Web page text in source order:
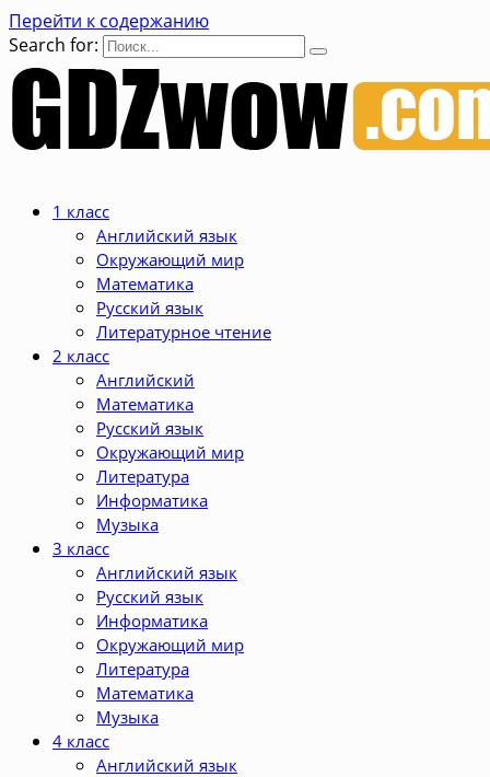
Перейти к содержанию
Search for:
1 класс
Английский язык
Окружающий мир
Математика
Русский язык
Литературное чтение
2 класс
Английский
Математика
Русский язык
Окружающий мир
Литература
Информатика
Музыка
3 класс
Английский язык
Русский язык
Информатика
Окружающий мир
Литература
Математика
Музыка
4 класс
Английский язык